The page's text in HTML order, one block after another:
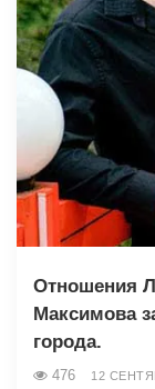
Отношения
Максимова
города.
476 12